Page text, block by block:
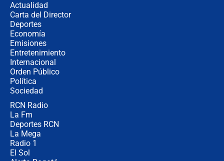
Actualidad
Carta del Director
Deportes
Economía
Emisiones
Entretenimiento
Internacional
Orden Público
Política
Sociedad
RCN Radio
La Fm
Deportes RCN
La Mega
Radio 1
El Sol